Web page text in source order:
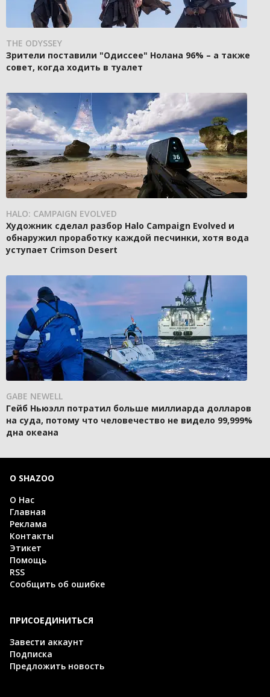
THE ODYSSEY
Зрители поставили "Одиссее" Нолана 96% – а также
совет, когда ходить в туалет
HALO: CAMPAIGN EVOLVED
Художник сделал разбор Halo Campaign Evolved и
обнаружил проработку каждой песчинки, хотя вода
уступает Crimson Desert
GABE NEWELL
Гейб Ньюэлл потратил больше миллиарда долларов
на суда, потому что человечество не видело 99,999%
дна океана
О SHAZOO
О Нас
Главная
Реклама
Контакты
Этикет
Помощь
RSS
Сообщить об ошибке
ПРИСОЕДИНИТЬСЯ
Завести аккаунт
Подписка
Предложить новость